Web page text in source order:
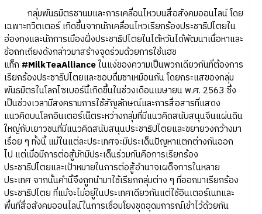
กลุ่มพันธมิตรชานมและการเคลื่อนไหวบนสื่อสังคมออนไลน์ โดย
เฉพาะทวิตเตอร์ เกิดขึ้นจากนักเคลื่อนไหวเรียกร้องประชาธิปไตยใน
ฮ่องกงและนักการเมืองฝั่งประชาธิปไตยในไต้หวันได้พัฒนาเนื้อหาและ
ข้อถกเถียงดังกล่าวมาสร้างจุดร่วมด้วยการใช้แฮช
แท็ก #MilkTeaAllianceในแง่ของความเป็นพวกเดียวกันที่ต้องการ
เรียกร้องประชาธิปไตยและชอบดื่มชาเหมือนกัน โดยกระแสของกลุ่ม
พันธมิตรในโลกไซเบอร์นี้เกิดขึ้นในช่วงเดือนเมษายน พ.ศ. 2563 ซึ่ง
เป็นช่วงเวลามีสงครามการใช้สัญลักษณ์และการสื่อสารที่แสดง
แนวคิดบนโลกอินเตอร์เน็ตระหว่างกลุ่มที่มีแนวคิดสนับสนุนจีนแผ่นดิน
ใหญ่กับเยาวชนที่มีแนวคิดสนับสนุนประชาธิปไตยและขยายวงกว้างมา
เรื่อย ๆ ทั้งนี้ แม้ในแต่ละประเทศจะมีประเด็นปัญหาแตกต่างกันออก
ไป แต่เมื่อมีการต่อสู้มักมีประเด็นร่วมกันคือการเรียกร้อง
ประชาธิปไตยและเป้าหมายในการต่อสู้อำนาจเผด็จการในหลาย
ประเทศ จากนั้นคำนี้จึงถูกนำมาใช้เรียกกลุ่มต่าง ๆ ที่ออกมาเรียกร้อง
ประชาธิปไตย ที่แม้จะไม่อยู่ในประเทศเดียวกันแต่ใช้อินเตอร์เนทและ
พื้นที่สื่อสังคมออนไลน์ในการเชื่อมโยงชุดอุดมการณ์เข้าไว้ด้วยกัน